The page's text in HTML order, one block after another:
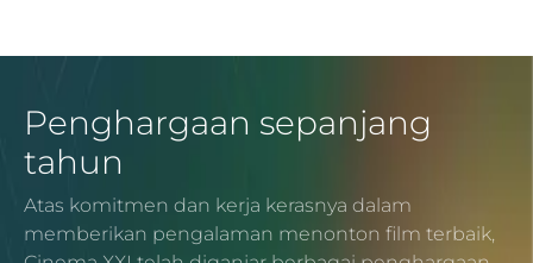
Penghargaan sepanjang
tahun
Atas komitmen dan kerja kerasnya dalam
memberikan pengalaman menonton film terbaik,